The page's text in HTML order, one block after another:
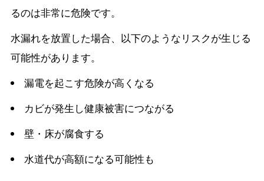
るのは非常に危険です。
水漏れを放置した場合、以下のようなリスクが生じる
可能性があります。
漏電を起こす危険が高くなる
カビが発生し健康被害につながる
壁・床が腐食する
水道代が高額になる可能性も